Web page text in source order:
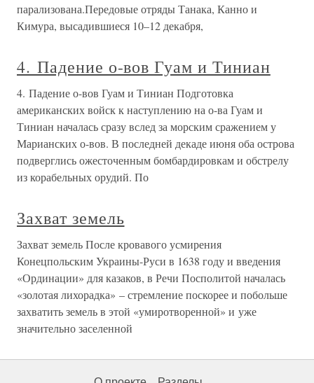
парализована.Передовые отряды Танака, Канно и
Кимура, высадившиеся 10–12 декабря,
4. Падение о-вов Гуам и Тиниан
4. Падение о-вов Гуам и Тиниан Подготовка
американских войск к наступлению на о-ва Гуам и
Тиниан началась сразу вслед за морским сражением у
Марианских о-вов. В последней декаде июня оба острова
подверглись ожесточенным бомбардировкам и обстрелу
из корабельных орудий. По
Захват земель
Захват земель После кровавого усмирения
Конецпольским Украины-Руси в 1638 году и введения
«Ординации» для казаков, в Речи Посполитой началась
«золотая лихорадка» – стремление поскорее и побольше
захватить земель в этой «умиротворенной» и уже
значительно заселенной